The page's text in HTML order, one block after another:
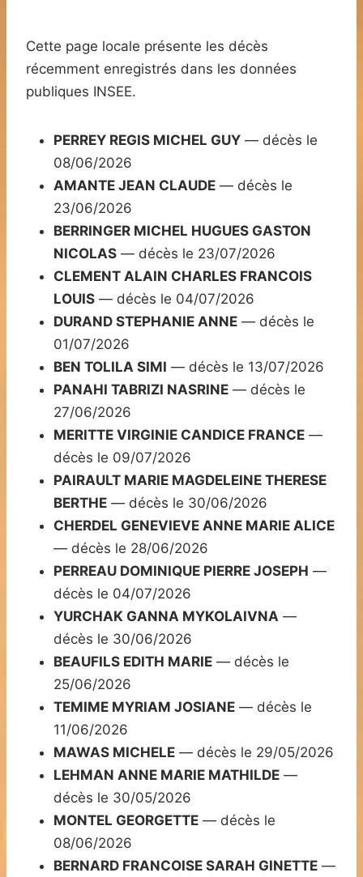
Cette page locale présente les décès
récemment enregistrés dans les données
publiques INSEE.
PERREY REGIS MICHEL GUY — décès le
08/06/2026
AMANTE JEAN CLAUDE — décès le
23/06/2026
BERRINGER MICHEL HUGUES GASTON
NICOLAS — décès le 23/07/2026
CLEMENT ALAIN CHARLES FRANCOIS
LOUIS — décès le 04/07/2026
DURAND STEPHANIE ANNE — décès le
01/07/2026
BEN TOLILA SIMI — décès le 13/07/2026
PANAHI TABRIZI NASRINE — décès le
27/06/2026
MERITTE VIRGINIE CANDICE FRANCE —
décès le 09/07/2026
PAIRAULT MARIE MAGDELEINE THERESE
BERTHE — décès le 30/06/2026
CHERDEL GENEVIEVE ANNE MARIE ALICE
— décès le 28/06/2026
PERREAU DOMINIQUE PIERRE JOSEPH —
décès le 04/07/2026
YURCHAK GANNA MYKOLAIVNA —
décès le 30/06/2026
BEAUFILS EDITH MARIE — décès le
25/06/2026
TEMIME MYRIAM JOSIANE — décès le
11/06/2026
MAWAS MICHELE — décès le 29/05/2026
LEHMAN ANNE MARIE MATHILDE —
décès le 30/05/2026
MONTEL GEORGETTE — décès le
08/06/2026
BERNARD FRANCOISE SARAH GINETTE —